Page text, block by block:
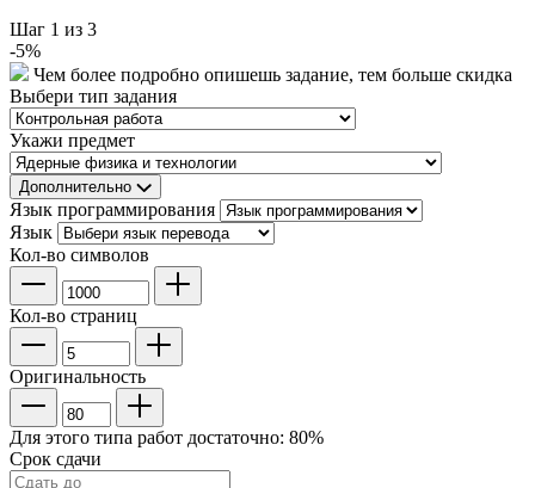
Шаг 1 из 3
-5%
Чем более подробно опишешь задание, тем больше скидка
Выбери тип задания
Укажи предмет
Дополнительно
Язык программирования
Язык
Кол-во символов
Кол-во страниц
Оригинальность
Для этого типа работ достаточно: 80%
Срок сдачи